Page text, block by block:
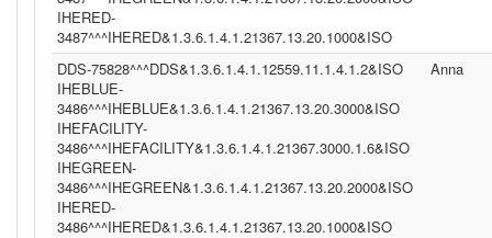
IHERED-
3487^^^IHERED&1.3.6.1.4.1.21367.13.20.1000&ISO
DDS-75828^^^DDS&1.3.6.1.4.1.12559.11.1.4.1.2&ISO
IHEBLUE-
3486^^^IHEBLUE&1.3.6.1.4.1.21367.13.20.3000&ISO
IHEFACILITY-
3486^^^IHEFACILITY&1.3.6.1.4.1.21367.3000.1.6&ISO
IHEGREEN-
3486^^^IHEGREEN&1.3.6.1.4.1.21367.13.20.2000&ISO
IHERED-
3486^^^IHERED&1.3.6.1.4.1.21367.13.20.1000&ISO
Anna